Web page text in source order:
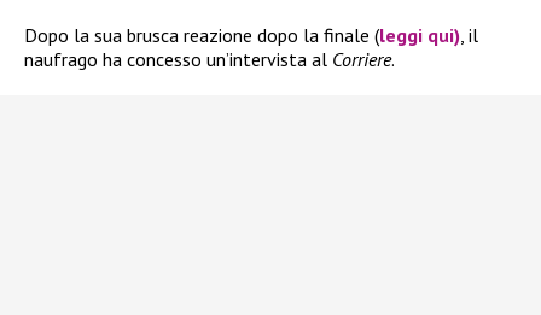
Dopo la sua brusca reazione dopo la finale (leggi qui) , il
naufrago ha concesso un’intervista al Corriere.